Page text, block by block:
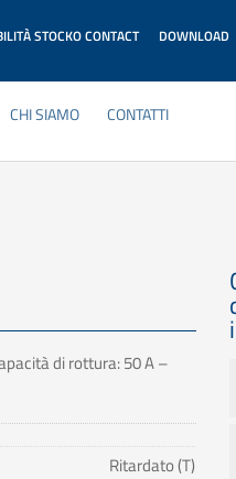
STOCKO CONTACT DOWNLOAD
CHI SIAMO
CONTATTI
di rottura: 50 A –
Ritardato (T)